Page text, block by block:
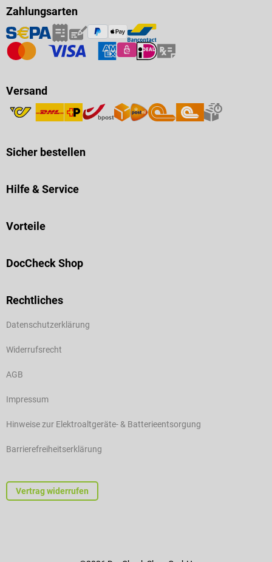
Zahlungsarten
Versand
Sicher bestellen
Hilfe & Service
Vorteile
DocCheck Shop
Rechtliches
Datenschutzerklärung
Widerrufsrecht
AGB
Impressum
Hinweise zur Elektroaltgeräte- & Batterieentsorgung
Barrierefreiheitserklärung
Vertrag widerrufen